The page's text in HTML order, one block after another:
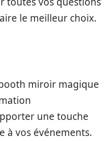
le meilleur choix.
miroir magique
une touche
à vos événements.